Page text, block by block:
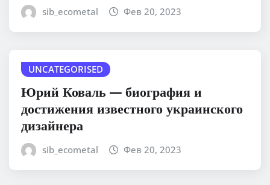
sib_ecometal Фев 20, 2023
UNCATEGORISED
Юрий Коваль — биография и
достижения известного украинского
дизайнера
sib_ecometal Фев 20, 2023